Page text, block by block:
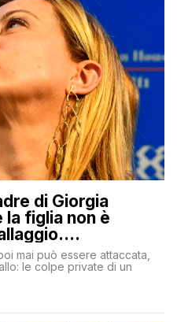
di Giorgia
figlia non è
diversi
mai può essere attaccata,
le colpe private di un